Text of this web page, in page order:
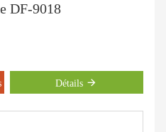
DF-9018
Détails